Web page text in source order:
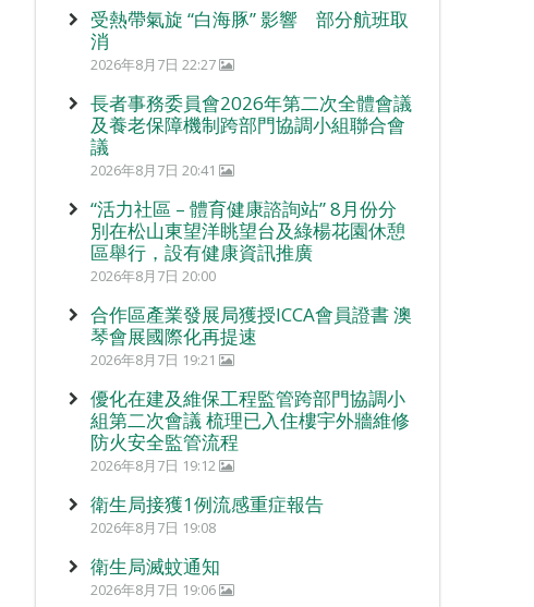
受熱帶氣旋 “白海豚” 影響 部分航班取
消
2026年8月7日 22:27
長者事務委員會2026年第二次全體會議
及養老保障機制跨部門協調小組聯合會
議
2026年8月7日 20:41
“活力社區 – 體育健康諮詢站” 8月份分
別在松山東望洋眺望台及綠楊花園休憩
區舉行，設有健康資訊推廣
2026年8月7日 20:00
合作區產業發展局獲授ICCA會員證書 澳
琴會展國際化再提速
2026年8月7日 19:21
優化在建及維保工程監管跨部門協調小
組第二次會議 梳理已入住樓宇外牆維修
防火安全監管流程
2026年8月7日 19:12
衛生局接獲1例流感重症報告
2026年8月7日 19:08
衛生局滅蚊通知
2026年8月7日 19:06